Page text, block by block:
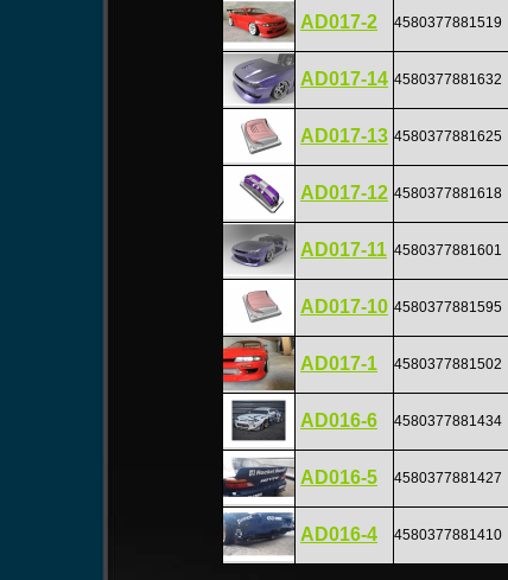
AD017-2 4580377881519
AD017-14 4580377881632
AD017-13 4580377881625
AD017-12 4580377881618
AD017-11 4580377881601
AD017-10 4580377881595
AD017-1 4580377881502
AD016-6 4580377881434
AD016-5 4580377881427
AD016-4 4580377881410